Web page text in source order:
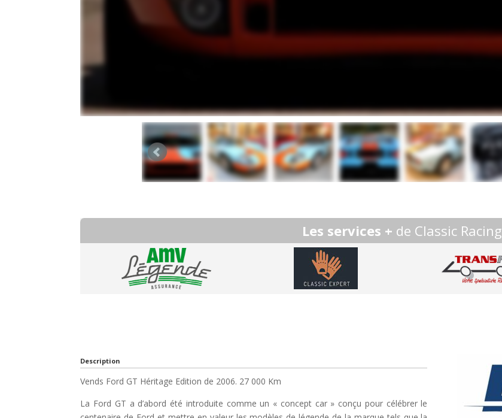
Les services + de Classic Racing
Description
Vends Ford GT Héritage Edition de 2006. 27 000 Km
La Ford GT a d’abord été introduite comme un « concept car » conçu pour célébrer le